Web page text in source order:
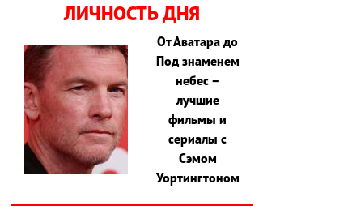
ЛИЧНОСТЬ ДНЯ
От Аватара до
Под знаменем
небес –
лучшие
фильмы и
сериалы с
Сэмом
Уортингтоном